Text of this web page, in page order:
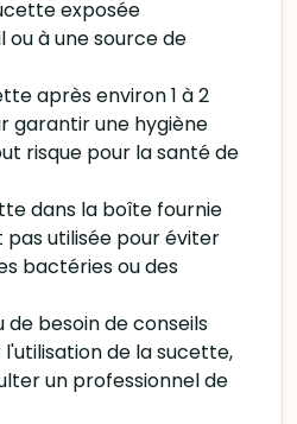
exposée
à une source de
après environ 1 à 2
garantir une hygiène
risque pour la santé de
dans la boîte fournie
utilisée pour éviter
bactéries ou des
de besoin de conseils
de la sucette,
un professionnel de